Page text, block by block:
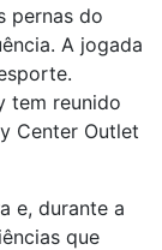
pernas do
A jogada
tem reunido
Center Outlet
e, durante a
que